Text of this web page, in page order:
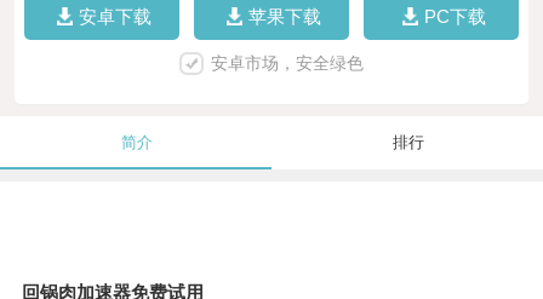
安卓下载 苹果下载 PC下载
安卓市场，安全绿色
简介 排行
回锅肉加速器免费试用